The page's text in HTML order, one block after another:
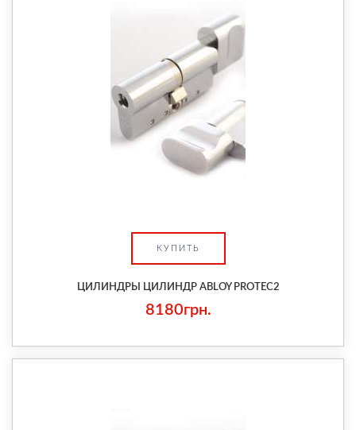
КУПИТЬ
ЦИЛИНДРЫ ЦИЛИНДР ABLOY PROTEC2
8180грн.